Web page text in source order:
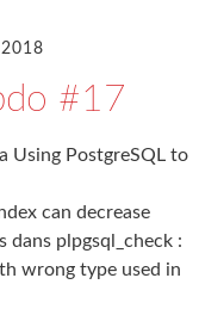
#17
Using PostgreSQL to
can decrease
dans plpgsql_check :
wrong type used in